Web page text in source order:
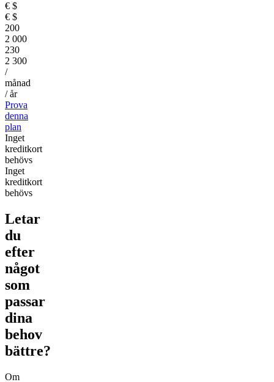
€ $
€ $
200
2 000
230
2 300
/
månad
/ år
Prova
denna
plan
Inget
kreditkort
behövs
Inget
kreditkort
behövs
Letar
du
efter
något
som
passar
dina
behov
bättre?
Om